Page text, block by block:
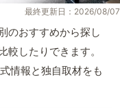
最終更新日：2026/08/07
のおすすめから探し
したりできます。
情報と独自取材をも